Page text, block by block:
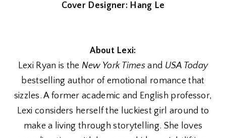
Cover Designer: Hang Le
About Lexi:
Lexi Ryan is the New York Times and USA Today
bestselling author of emotional romance that
sizzles. A former academic and English professor,
Lexi considers herself the luckiest girl around to
make a living through storytelling. She loves